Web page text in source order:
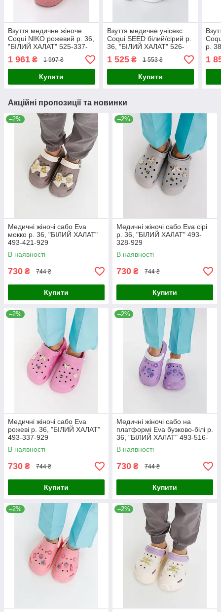
Взуття медичне жіноче
Coqui NIKO рожевий р. 36,
"БІЛИЙ ХАЛАТ" 525-337-
864
1 961 ₴ 1 997 ₴
Купити
Взуття медичне унісекс
Coqui SEED білий/сірий р.
36, "БІЛИЙ ХАЛАТ" 526-
476-929
1 525₴ 1 553 ₴
Купити
р.
1
Акційні пропозиції та новинки
–2%
Медичні жіночі сабо Eva
мокко р. 36, "БІЛИЙ ХАЛАТ"
493-421-929
В наявності
730 ₴ 744 ₴
Купити
–2%
Медичні жіночі сабо Eva сірі
р. 36, "БІЛИЙ ХАЛАТ" 493-
328-929
В наявності
730 ₴ 744 ₴
Купити
–2%
Медичні жіночі сабо Eva
рожеві р. 36, "БІЛИЙ ХАЛАТ"
493-337-929
В наявності
730 ₴ 744 ₴
Купити
–2%
Медичні жіночі сабо на
платформі Eva бузково-білі р.
36, "БІЛИЙ ХАЛАТ" 493-516-
929
В наявності
730 ₴ 744 ₴
Купити
–2% –2%